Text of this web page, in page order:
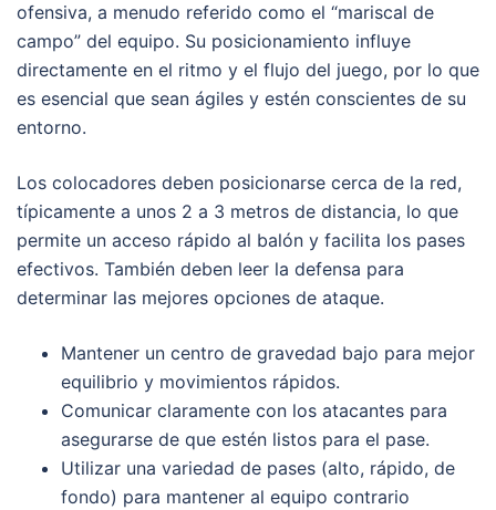
ofensiva, a menudo referido como el “mariscal de
campo” del equipo. Su posicionamiento influye
directamente en el ritmo y el flujo del juego, por lo que
es esencial que sean ágiles y estén conscientes de su
entorno.
Los colocadores deben posicionarse cerca de la red,
típicamente a unos 2 a 3 metros de distancia, lo que
permite un acceso rápido al balón y facilita los pases
efectivos. También deben leer la defensa para
determinar las mejores opciones de ataque.
Mantener un centro de gravedad bajo para mejor
equilibrio y movimientos rápidos.
Comunicar claramente con los atacantes para
asegurarse de que estén listos para el pase.
Utilizar una variedad de pases (alto, rápido, de
fondo) para mantener al equipo contrario